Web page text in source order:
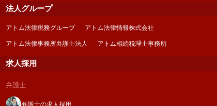
法人グループ
アトム法律税務グループ アトム法律情報株式会社
アトム法律事務所弁護士法人 アトム相続税理士事務所
求人採用
弁護士
弁護士の求人採用